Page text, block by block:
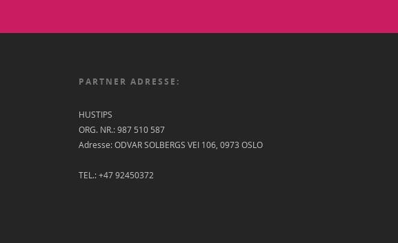
PARTNER ADRESSE:
HUSTIPS
ORG. NR.: 987 510 587
Adresse: ODVAR SOLBERGS VEI 106, 0973 OSLO
TEL.: +47 92450372